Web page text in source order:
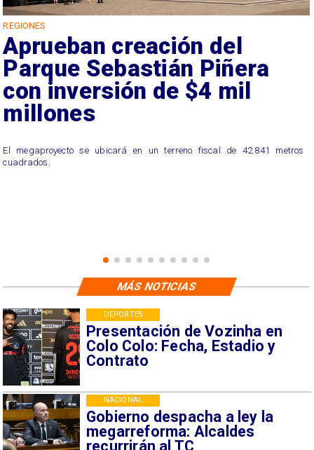
REGIONES
Aprueban creación del
Parque Sebastián Piñera
con inversión de $4 mil
millones
El megaproyecto se ubicará en un terreno fiscal de 42.841 metros
cuadrados.
Presentación de Vozinha en
Colo Colo: Fecha, Estadio y
Contrato
DEPORTES
Gobierno despacha a ley la
megarreforma: Alcaldes
recurrirán al TC
NACIONAL
MÁS NOTICIAS